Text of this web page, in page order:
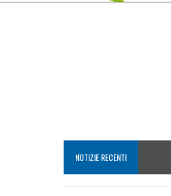
NOTIZIE RECENTI